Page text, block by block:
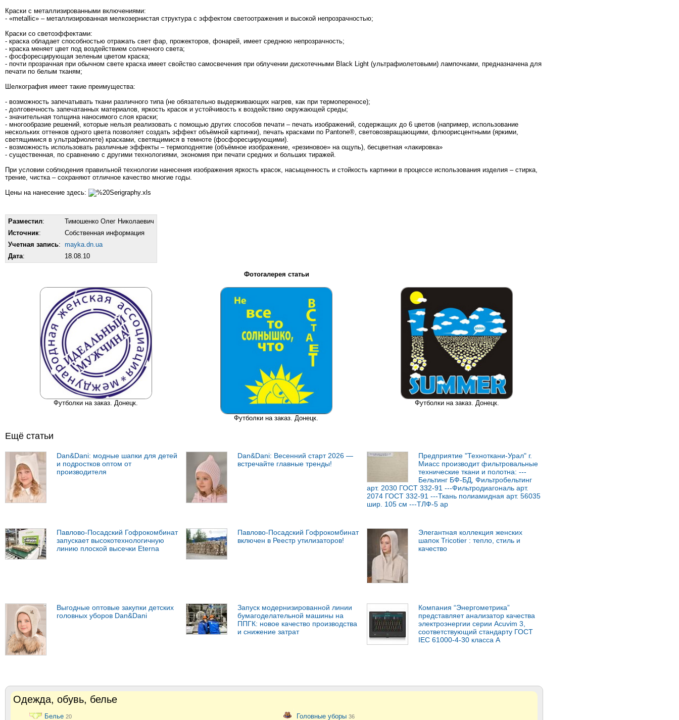
Краски с металлизированными включениями:
- «metallic» – металлизированная мелкозернистая структура с эффектом светоотражения и высокой непрозрачностью;
Краски со светоэффектами:
- краска обладает способностью отражать свет фар, прожекторов, фонарей, имеет среднюю непрозрачность;
- краска меняет цвет под воздействием солнечного света;
- фосфоресцирующая зеленым цветом краска;
- почти прозрачная при обычном свете краска имеет свойство самосвечения при облучении дискотечными Black Light (ультрафиолетовыми) лампочками, предназначена для
печати по белым тканям;
Шелкография имеет такие преимущества:
- возможность запечатывать ткани различного типа (не обязательно выдерживающих нагрев, как при термопереносе);
- долговечность запечатанных материалов, яркость красок и устойчивость к воздействию окружающей среды;
- значительная толщина наносимого слоя краски;
- многообразие решений, которые нельзя реализовать с помощью других способов печати – печать изображений, содержащих до 6 цветов (например, использование
нескольких оттенков одного цвета позволяет создать эффект объёмной картинки), печать красками по Pantone®, световозвращающими, флюорисцентными (яркими,
светящимися в ультрафиолете) красками, светящимися в темноте (фосфоресцирующими).
- возможность использовать различные эффекты – термоподнятие (объёмное изображение, «резиновое» на ощупь), бесцветная «лакировка»
- существенная, по сравнению с другими технологиями, экономия при печати средних и больших тиражей.
При условии соблюдения правильной технологии нанесения изображения яркость красок, насыщенность и стойкость картинки в процессе использования изделия – стирка,
трение, чистка – сохраняют отличное качество многие годы.
Цены на нанесение здесь:
%20Serigraphy.xls
Разместил:
Тимошенко Олег Николаевич
Источник:
Собственная информация
Учетная запись: mayka.dn.ua
Дата: 18.08.10
Фотогалерея статьи
Футболки на заказ. Донецк.
Футболки на заказ. Донецк.
Футболки на заказ. Донецк.
Ещё статьи
Dan&Dani: модные шапки для детей
и подростков оптом от
производителя
Dan&Dani: Весенний старт 2026 —
встречайте главные тренды!
Предприятие "Техноткани-Урал" г.
Миасс производит фильтровальные
технические ткани и полотна: ---
Бельтинг БФ-БД, Фильтробельтинг
арт. 2030 ГОСТ 332-91 ---Фильтродиагональ арт.
2074 ГОСТ 332-91 ---Ткань полиамидная арт. 56035
шир. 105 см ---ТЛФ-5 ар
Павлово-Посадский Гофрокомбинат
запускает высокотехнологичную
линию плоской высечки Eterna
Павлово-Посадский Гофрокомбинат
включен в Реестр утилизаторов!
Элегантная коллекция женских
шапок Tricotier : тепло, стиль и
качество
Выгодные оптовые закупки детских
головных уборов Dan&Dani
Запуск модернизированной линии
бумагоделательной машины на
ППГК: новое качество производства
и снижение затрат
Компания “Энергометрика”
представляет анализатор качества
электроэнергии серии Acuvim 3,
соответствующий стандарту ГОСТ
IEC 61000-4-30 класса А
Одежда, обувь, белье
Белье 20 Головные уборы 36